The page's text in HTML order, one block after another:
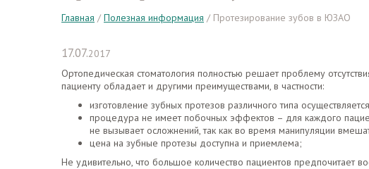
Главная / Полезная информация / Протезирование зубов в ЮЗАО
17.07.2017
Ортопедическая стоматология полностью решает проблему
пациенту обладает и другими преимуществами, в частности:
изготовление зубных протезов различного типа
процедура не имеет побочных эффектов – для каждого
не вызывает осложнений, так как во время манипуляции
цена на зубные протезы доступна и приемлема;
Не удивительно, что большое количество пациентов предпочитает